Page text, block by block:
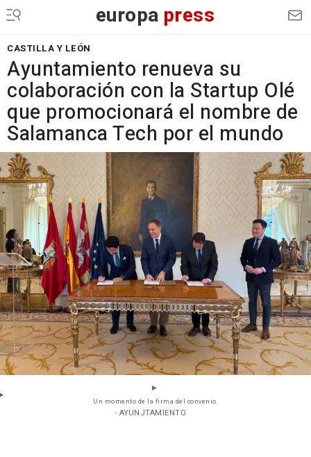
europa press
CASTILLA Y LEÓN
Ayuntamiento renueva su
colaboración con la Startup Olé
que promocionará el nombre de
Salamanca Tech por el mundo
Un momento de la firma del convenio.
- AYUNJTAMIENTO